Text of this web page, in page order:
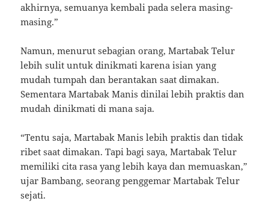
akhirnya, semuanya kembali pada selera masing-
masing.”
Namun, menurut sebagian orang, Martabak Telur
lebih sulit untuk dinikmati karena isian yang
mudah tumpah dan berantakan saat dimakan.
Sementara Martabak Manis dinilai lebih praktis dan
mudah dinikmati di mana saja.
“Tentu saja, Martabak Manis lebih praktis dan tidak
ribet saat dimakan. Tapi bagi saya, Martabak Telur
memiliki cita rasa yang lebih kaya dan memuaskan,”
ujar Bambang, seorang penggemar Martabak Telur
sejati.